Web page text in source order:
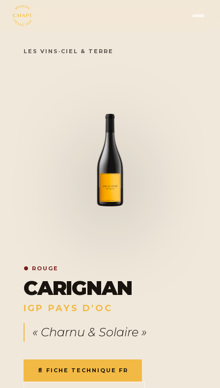
LES VINS · CIEL & TERRE
● ROUGE
CARIGNAN
IGP PAYS D'OC
« Charnu & Solaire »
📄 FICHE TECHNIQUE FR